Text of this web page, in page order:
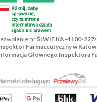
nrŚLWIF.KA-4100-
Farmaceutyczny w
Głównego Inspektora